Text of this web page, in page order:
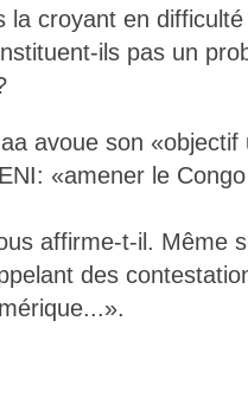
la croyant en
ils pas un
avoue son
«amener le
affirme-t-il. Même
des